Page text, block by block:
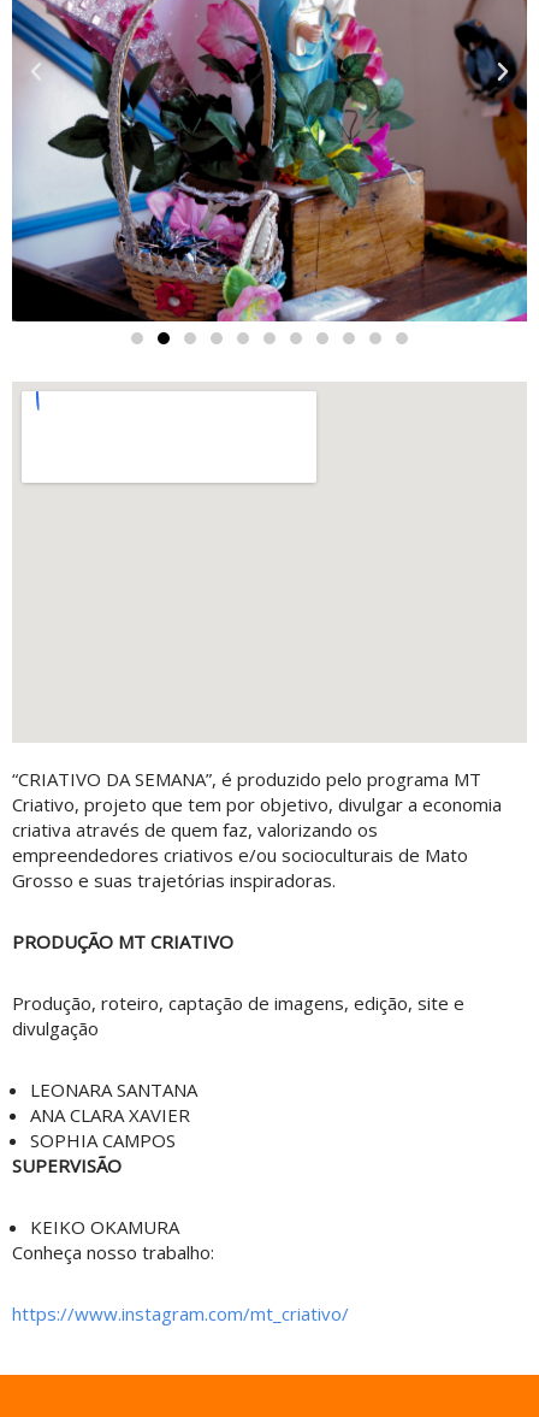
“CRIATIVO DA SEMANA”, é produzido pelo programa MT
Criativo, projeto que tem por objetivo, divulgar a economia
criativa através de quem faz, valorizando os
empreendedores criativos e/ou socioculturais de Mato
Grosso e suas trajetórias inspiradoras.
PRODUÇÃO MT CRIATIVO
Produção, roteiro, captação de imagens, edição, site e
divulgação
LEONARA SANTANA
ANA CLARA XAVIER
SOPHIA CAMPOS
SUPERVISÃO
KEIKO OKAMURA
Conheça nosso trabalho:
https://www.instagram.com/mt_criativo/